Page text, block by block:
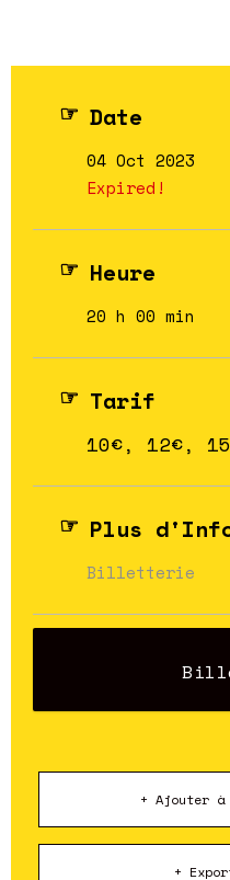
Date
04 Oct 2023
Expired!
Heure
20 h 00 min
Tarif
10€, 12€,
Plus
Billetterie
+ Ajouter à
+